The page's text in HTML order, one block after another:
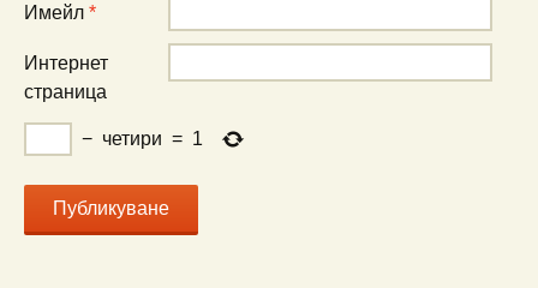
Имейл *
Интернет
страница
− четири = 1